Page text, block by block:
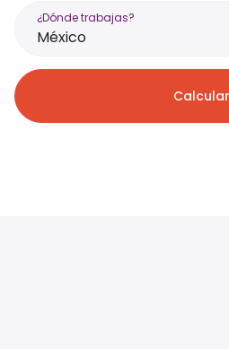
¿Dónde trabajas?
México
Calcular